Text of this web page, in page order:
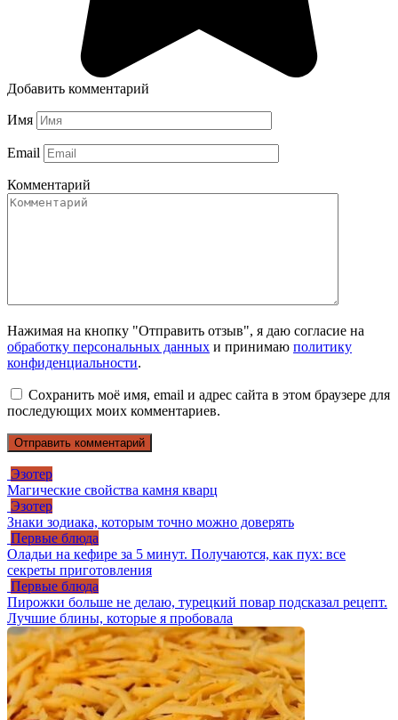
Добавить комментарий
Имя
Email
Комментарий
Нажимая на кнопку "Отправить отзыв", я даю согласие на
обработку персональных данных и принимаю политику
конфиденциальности.
Сохранить моё имя, email и адрес сайта в этом браузере для
последующих моих комментариев.
Эзотер
Магические свойства камня кварц
Эзотер
Знаки зодиака, которым точно можно доверять
Первые блюда
Оладьи на кефире за 5 минут. Получаются, как пух: все
секреты приготовления
Первые блюда
Пирожки больше не делаю, турецкий повар подсказал рецепт.
Лучшие блины, которые я пробовала